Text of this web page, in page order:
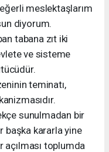
meslektaşlarım
diyorum.
tabana zıt iki
ve sisteme
teminatı,
sunulmadan bir
başka kararla yine
açılması toplumda